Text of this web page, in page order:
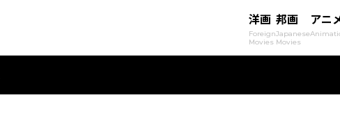
洋画
Foreign
Movies
邦画
Japanese
Movies
アニ